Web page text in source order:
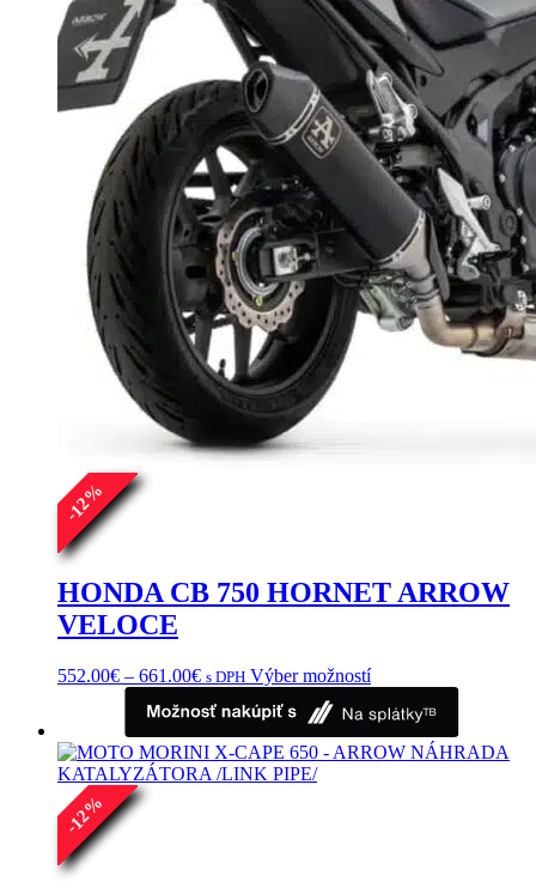
-
12
%
HONDA CB 750 HORNET ARROW
VELOCE
552.00€ – 661.00€Price
552.00€
through
661.00€
s DPH Výber možnostíTento
má
viacero
variantov.
-
12
%